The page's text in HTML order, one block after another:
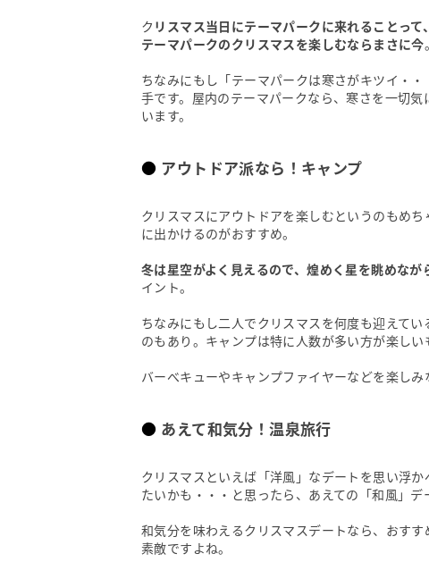
ク リスマス当日にテーマパークに来れることっ
テーマパークのクリスマスを楽しむならまさに今。
ちなみにもし「テーマパークは寒さがキツイ・
手です。屋内のテーマパークなら、寒さを一切
います。
アウトドア派なら！キャンプ
クリスマスにアウトドアを楽しむというのもめ
に出かけるのがおすすめ。
冬は星空がよく見えるので、煌めく星を眺めな
イント。
ちなみにもし二人でクリスマスを何度も迎えて
のもあり。キャンプは特に人数が多い方が楽しい
バーべキューやキャンプファイヤーなどを楽し
あえて和気分！温泉旅行
クリスマスといえば「洋風」なデートを思い浮
たいかも・・・と思ったら、あえての「和風」デ
和気分を味わえるクリスマスデートなら、おす
素敵ですよね。